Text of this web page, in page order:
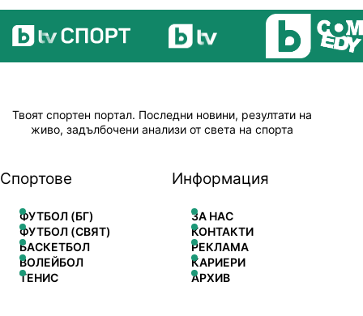
Твоят спортен портал. Последни новини, резултати на
живо, задълбочени анализи от света на спорта
Спортове
ФУТБОЛ (БГ)
ФУТБОЛ (СВЯТ)
БАСКЕТБОЛ
ВОЛЕЙБОЛ
ТЕНИС
Информация
ЗА НАС
КОНТАКТИ
РЕКЛАМА
КАРИЕРИ
АРХИВ